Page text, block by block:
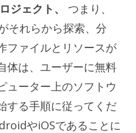
ジェクト、
つまり、
それらから探索、分
ファイルとリソースが
体は、ユーザーに無料
ューター上のソフトウ
する手順に従ってくだ
やiOSであることに